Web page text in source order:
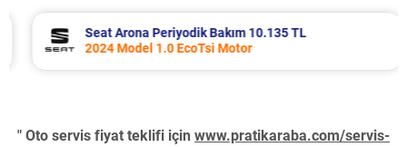
Seat Arona Periyodik Bakım 10.135 TL
2024 Model 1.0 EcoTsi Motor
" Oto servis fiyat teklifi için www.pratikaraba.com/servis-